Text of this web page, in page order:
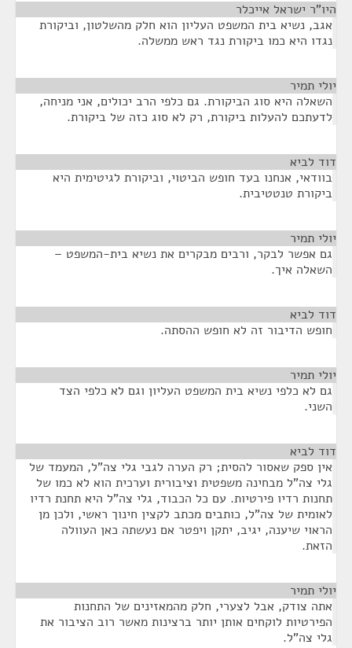
היו"ר ישראל אייכלר
אגב, נשיא בית המשפט העליון הוא חלק מהשלטון, וביקורת
נגדו היא כמו ביקורת נגד ראש ממשלה.
יולי תמיר
השאלה היא סוג הביקורת. גם כלפי הרב יכולים, אני מניחה,
לדעתכם להעלות ביקורת, רק לא סוג כזה של ביקורת.
דוד לביא
בוודאי, אנחנו בעד חופש הביטוי, וביקורת לגיטימית היא
ביקורת טנטטיבית.
יולי תמיר
גם אפשר לבקר, ורבים מבקרים את נשיא בית-המשפט –
השאלה איך.
דוד לביא
חופש הדיבור זה לא חופש ההסתה.
יולי תמיר
גם לא כלפי נשיא בית המשפט העליון וגם לא כלפי הצד
השני.
דוד לביא
אין ספק שאסור להסית; רק הערה לגבי גלי צה"ל, המעמד של
גלי צה"ל מבחינה משפטית וציבורית וערכית הוא לא כמו של
תחנות רדיו פירטיות. עם כל הכבוד, גלי צה"ל היא תחנת רדיו
לאומית של צה"ל, כותבים מכתב לקצין חינוך ראשי, ולכן מן
הראוי שיענה, יגיב, יתקן ויפטר אם נעשתה כאן העוולה
הזאת.
יולי תמיר
אתה צודק, אבל לצערי, חלק מהמאזינים של התחנות
הפירטיות לוקחים אותן יותר ברצינות מאשר רוב הציבור את
גלי צה"ל.